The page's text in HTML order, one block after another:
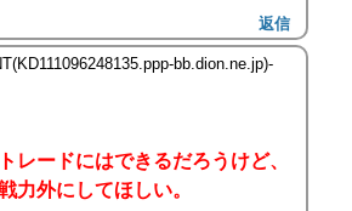
返信
bb.dion.ne.jp)-
レードにはできるだろうけど、
力外にしてほしい。